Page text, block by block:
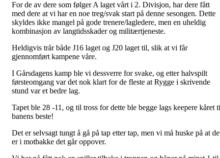
For de av dere som følger A laget vårt i 2. Divisjon, har dere fått
med dere at vi har en noe treg/svak start på denne sesongen. Dette
skyldes ikke mangel på gode trenere/lagledere, men en uheldig
kombinasjon av langtidsskader og militærtjeneste.
Heldigvis trår både J16 laget og J20 laget til, slik at vi får
gjennomført kampene våre.
I Gårsdagens kamp ble vi dessverre for svake, og etter halvspilt
førsteomgang var det nok klart for de fleste at Rygge i skrivende
stund var et bedre lag.
Tapet ble 28 -11, og til tross for dette ble begge lags keepere kåret
banens beste!
Det er selvsagt tungt å gå på tap etter tap, men vi må huske på at
er i motbakke det går oppover.